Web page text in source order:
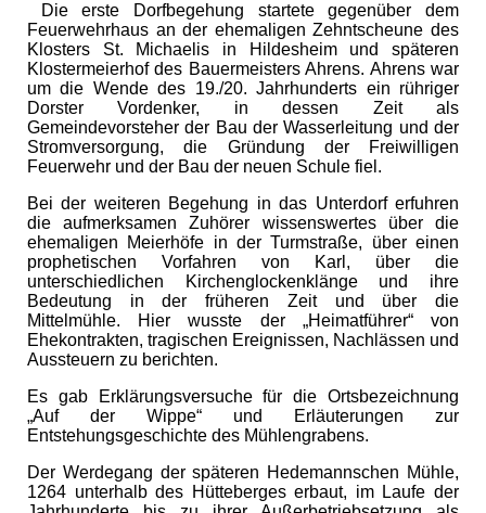
Die erste Dorfbegehung startete gegenüber dem
Feuerwehrhaus an der ehemaligen Zehntscheune des
Klosters St. Michaelis in Hildesheim und späteren
Klostermeierhof des Bauermeisters Ahrens. Ahrens war
um die Wende des 19./20. Jahrhunderts ein rühriger
Dorster Vordenker, in dessen Zeit als
Gemeindevorsteher der Bau der Wasserleitung und der
Stromversorgung, die Gründung der Freiwilligen
Feuerwehr und der Bau der neuen Schule fiel.
Bei der weiteren Begehung in das Unterdorf erfuhren
die aufmerksamen Zuhörer wissenswertes über die
ehemaligen Meierhöfe in der Turmstraße, über einen
prophetischen Vorfahren von Karl, über die
unterschiedlichen Kirchenglockenklänge und ihre
Bedeutung in der früheren Zeit und über die
Mittelmühle. Hier wusste der „Heimatführer“ von
Ehekontrakten, tragischen Ereignissen, Nachlässen und
Aussteuern zu berichten.
Es gab Erklärungsversuche für die Ortsbezeichnung
„Auf der Wippe“ und Erläuterungen zur
Entstehungsgeschichte des Mühlengrabens.
Der Werdegang der späteren Hedemannschen Mühle,
1264 unterhalb des Hütteberges erbaut, im Laufe der